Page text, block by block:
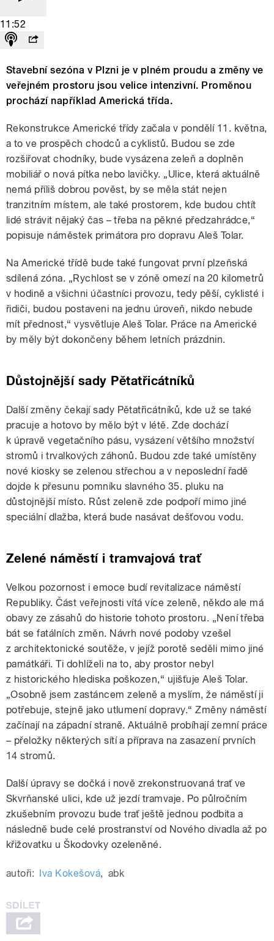
11:52
Stavební sezóna v Plzni je v plném proudu a změny ve
veřejném prostoru jsou velice intenzivní. Proměnou
prochází například Americká třída.
Rekonstrukce Americké třídy začala v pondělí 11. května,
a to ve prospěch chodců a cyklistů. Budou se zde
rozšiřovat chodníky, bude vysázena zeleň a doplněn
mobiliář o nová pítka nebo lavičky. „Ulice, která aktuálně
nemá příliš dobrou pověst, by se měla stát nejen
tranzitním místem, ale také prostorem, kde budou chtít
lidé strávit nějaký čas – třeba na pěkné předzahrádce,“
popisuje náměstek primátora pro dopravu Aleš Tolar.
Na Americké třídě bude také fungovat první plzeňská
sdílená zóna. „Rychlost se v zóně omezí na 20 kilometrů
v hodině a všichni účastníci provozu, tedy pěší, cyklisté i
řidiči, budou postaveni na jednu úroveň, nikdo nebude
mít přednost,“ vysvětluje Aleš Tolar. Práce na Americké
by měly být dokončeny během letních prázdnin.
Důstojnější sady Pětatřicátníků
Další změny čekají sady Pětatřicátníků, kde už se také
pracuje a hotovo by mělo být v létě. Zde dochází
k úpravě vegetačního pásu, vysázení většího množství
stromů i trvalkových záhonů. Budou zde také umístěny
nové kiosky se zelenou střechou a v neposlední řadě
dojde k přesunu pomníku slavného 35. pluku na
důstojnější místo. Růst zeleně zde podpoří mimo jiné
speciální dlažba, která bude nasávat dešťovou vodu.
Zelené náměstí i tramvajová trať
Velkou pozornost i emoce budí revitalizace náměstí
Republiky. Část veřejnosti vítá více zeleně, někdo ale má
obavy ze zásahů do historie tohoto prostoru. „Není třeba
bát se fatálních změn. Návrh nové podoby vzešel
z architektonické soutěže, v jejíž porotě seděli mimo jiné
památkáři. Ti dohlíželi na to, aby prostor nebyl
z historického hlediska poškozen,“ ujišťuje Aleš Tolar.
„Osobně jsem zastáncem zeleně a myslím, že náměstí ji
potřebuje, stejně jako utlumení dopravy.“ Změny náměstí
začínají na západní straně. Aktuálně probíhají zemní práce
– přeložky některých sítí a příprava na zasazení prvních
14 stromů.
Další úpravy se dočká i nově zrekonstruovaná trať ve
Skvrňanské ulici, kde už jezdí tramvaje. Po půlročním
zkušebním provozu bude trať ještě jednou podbita a
následně bude celé prostranství od Nového divadla až po
křižovatku u Škodovky ozeleněné.
autoři: Iva Kokešová, abk